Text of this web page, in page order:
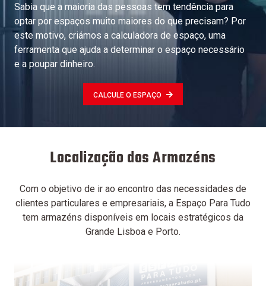
Sabia que a maioria das pessoas tem tendência para
optar por espaços muito maiores do que precisam? Por
este motivo, criámos a calculadora de espaço, uma
ferramenta que ajuda a determinar o espaço necessário
e a poupar dinheiro.
CALCULE O ESPAÇO
Localização dos Armazéns
Com o objetivo de ir ao encontro das necessidades de
clientes particulares e empresariais, a Espaço Para Tudo
tem armazéns disponíveis em locais estratégicos da
Grande Lisboa e Porto.